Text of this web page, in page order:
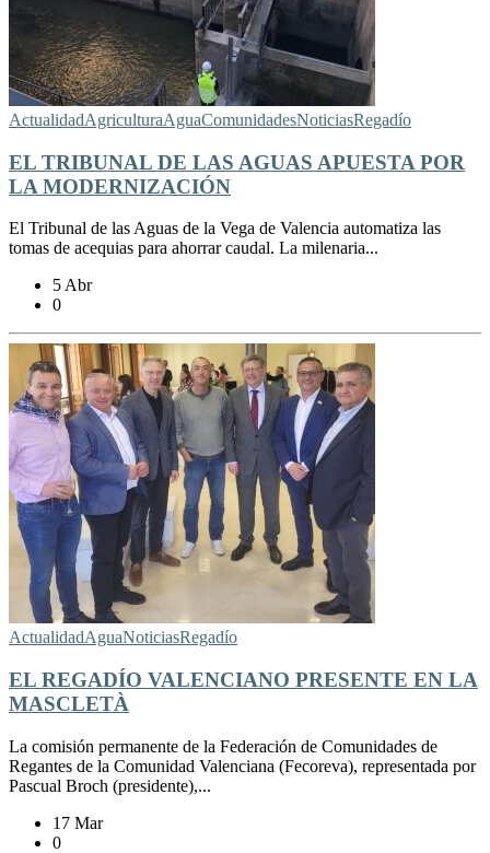
ActualidadAgriculturaAguaComunidadesNoticiasRegadío
EL TRIBUNAL DE LAS AGUAS APUESTA POR
LA MODERNIZACIÓN
El Tribunal de las Aguas de la Vega de Valencia automatiza las
tomas de acequias para ahorrar caudal. La milenaria...
5 Abr
0
ActualidadAguaNoticiasRegadío
EL REGADÍO VALENCIANO PRESENTE EN LA
MASCLETÀ
La comisión permanente de la Federación de Comunidades de
Regantes de la Comunidad Valenciana (Fecoreva), representada por
Pascual Broch (presidente),...
17 Mar
0